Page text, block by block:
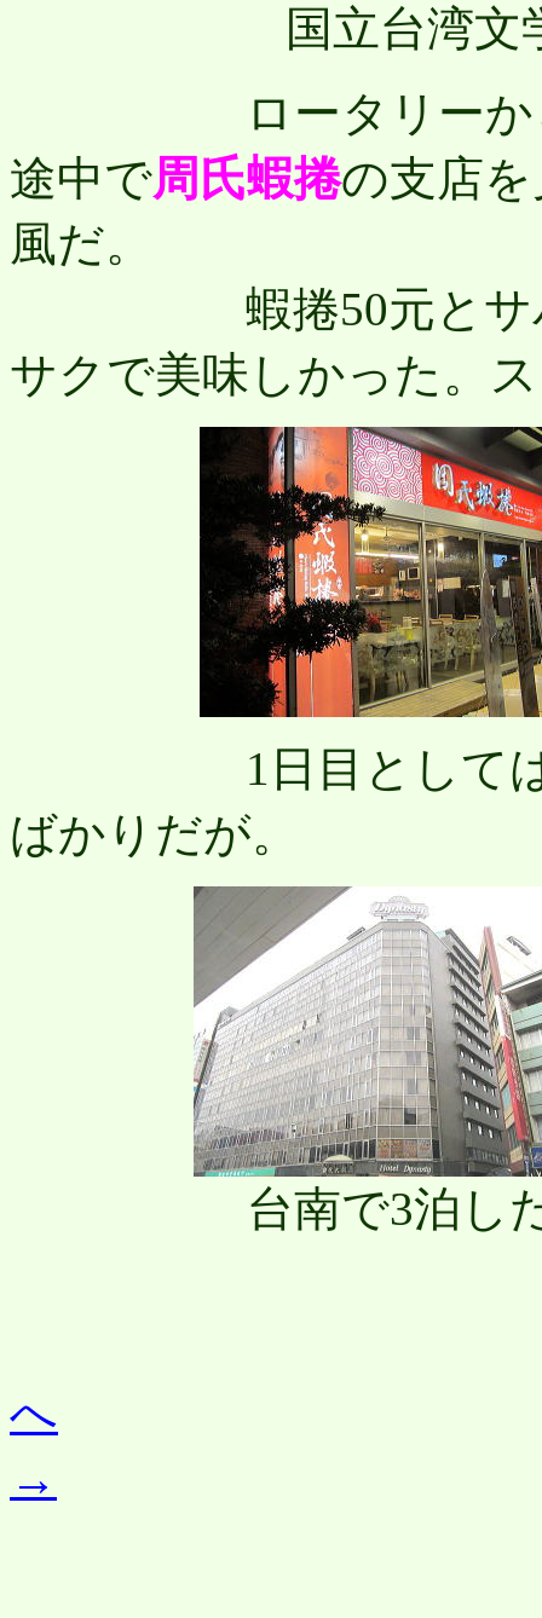
国立台湾
ロータリーから中
途中で周氏蝦捲の支店
風だ。
蝦捲50元とサバヒ
サクで美味しかった。
1日目としては上
ばかりだが。
台南で3泊し
へ
→